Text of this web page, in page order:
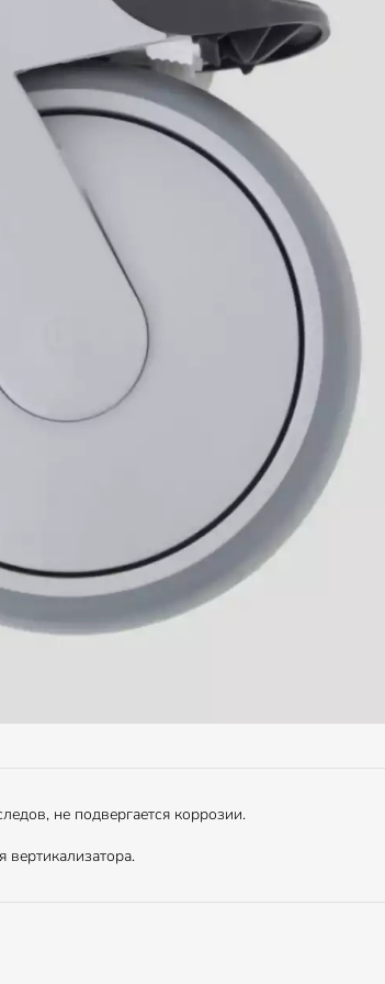
не подвергается коррозии.
вертикализатора.